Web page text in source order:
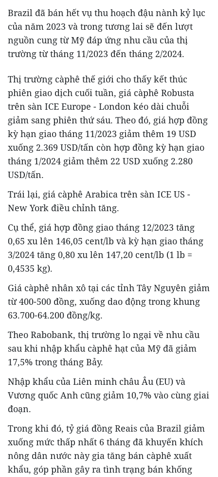
Brazil đã bán hết vụ thu hoạch đậu nành kỷ lục
của năm 2023 và trong tương lai sẽ đến lượt
nguồn cung từ Mỹ đáp ứng nhu cầu của thị
trường từ tháng 11/2023 đến tháng 2/2024.
Thị trường càphê thế giới cho thấy kết thúc
phiên giao dịch cuối tuần, giá càphê Robusta
trên sàn ICE Europe - London kéo dài chuỗi
giảm sang phiên thứ sáu. Theo đó, giá hợp đồng
kỳ hạn giao tháng 11/2023 giảm thêm 19 USD
xuống 2.369 USD/tấn còn hợp đồng kỳ hạn giao
tháng 1/2024 giảm thêm 22 USD xuống 2.280
USD/tấn.
Trái lại, giá càphê Arabica trên sàn ICE US -
New York điều chỉnh tăng.
Cụ thể, giá hợp đồng giao tháng 12/2023 tăng
0,65 xu lên 146,05 cent/lb và kỳ hạn giao tháng
3/2024 tăng 0,80 xu lên 147,20 cent/lb (1 lb =
0,4535 kg).
Giá càphê nhân xô tại các tỉnh Tây Nguyên giảm
từ 400-500 đồng, xuống dao động trong khung
63.700-64.200 đồng/kg.
Theo Rabobank, thị trường lo ngại về nhu cầu
sau khi nhập khẩu càphê hạt của Mỹ đã giảm
17,5% trong tháng Bảy.
Nhập khẩu của Liên minh châu Âu (EU) và
Vương quốc Anh cũng giảm 10,7% vào cùng giai
đoạn.
Trong khi đó, tỷ giá đồng Reais của Brazil giảm
xuống mức thấp nhất 6 tháng đã khuyến khích
nông dân nước này gia tăng bán càphê xuất
khẩu, góp phần gây ra tình trạng bán khống